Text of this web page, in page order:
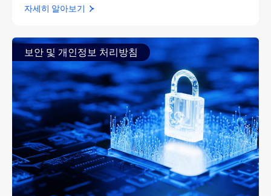
자세히 알아보기
보안 및 개인정보 처리방침